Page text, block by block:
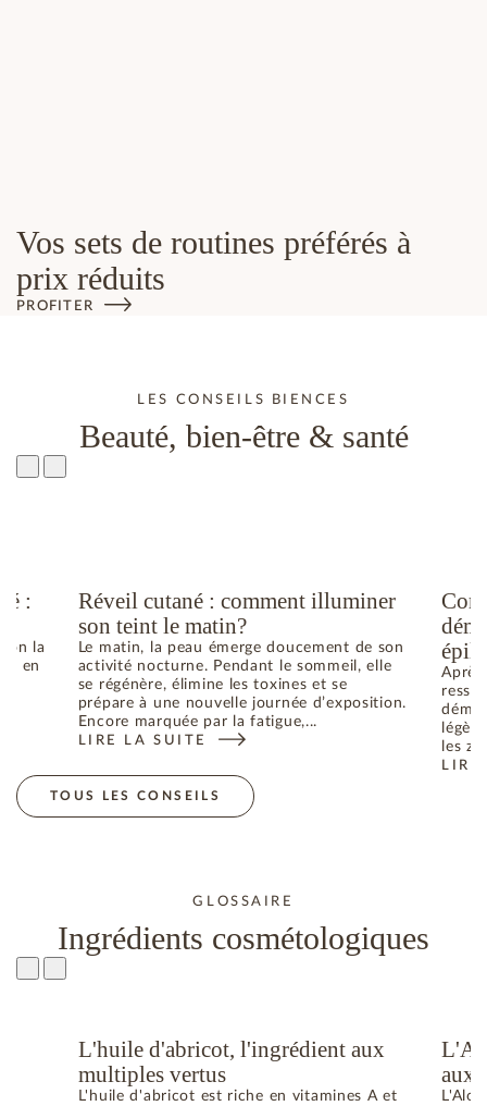
Vos sets de routines préférés à
prix réduits
PROFITER
LES CONSEILS BIENCES
Beauté, bien-être & santé
:
la
; en
: COMMENT RETROUVER L’ÉQUILIBRE
Réveil cutané : comment illuminer
son teint le matin?
Le matin, la peau émerge doucement de son
activité nocturne. Pendant le sommeil, elle
se régénère, élimine les toxines et se
prépare à une nouvelle journée d’exposition.
Encore marquée par la fatigue,...
LIRE LA SUITE
: RÉVEIL CUTANÉ : COMMENT ILLUMINER SONles
:
TOUS LES CONSEILS
GLOSSAIRE
Ingrédients cosmétologiques
L'huile d'abricot, l'ingrédient aux
multiples vertus
L'huile d'abricot est riche en vitamines A et
aux